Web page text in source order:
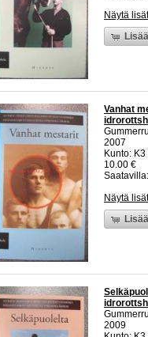
Näytä
Vanhat
2007
Kunto:
10.00 €
Näytä
2009